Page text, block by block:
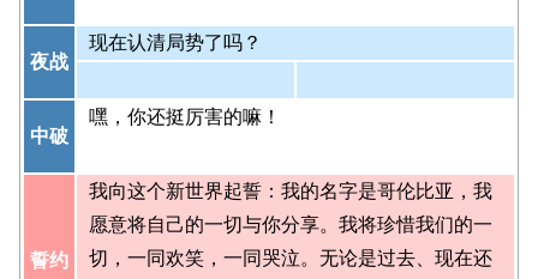
夜战
现在认清局势了吗？
中破
嘿，你还挺厉害的嘛！
誓约
我向这个新世界起誓：我的名字是哥伦比亚，我
愿意将自己的一切与你分享。我将珍惜我们的一
切，一同欢笑，一同哭泣。无论是过去、现在还